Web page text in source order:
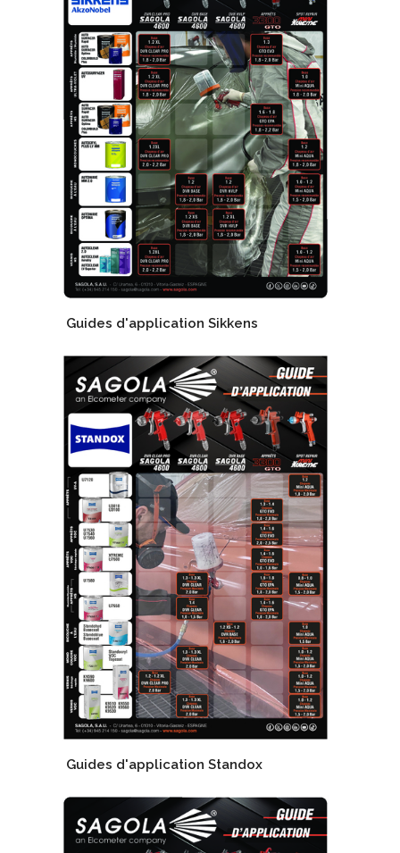
Guides d'application Sikkens
Guides d'application Standox